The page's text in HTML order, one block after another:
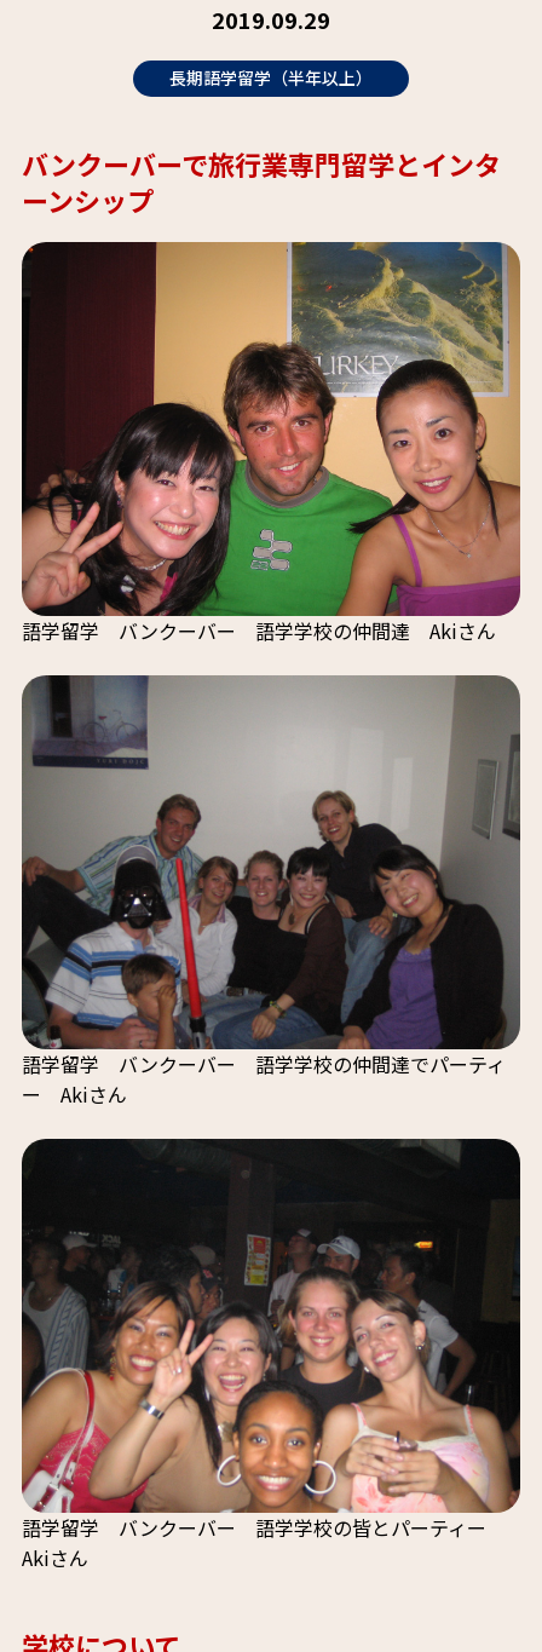
2019.09.29
長期語学留学（半年以上）
バンクーバーで旅行業専門留学とインタ
ーンシップ
語学留学 バンクーバー 語学学校の仲間達 Akiさん
語学留学 バンクーバー 語学学校の仲間達でパーティ
ー Akiさん
語学留学 バンクーバー 語学学校の皆とパーティー
Akiさん